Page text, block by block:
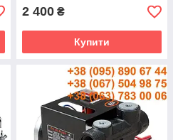
2 400 ₴
Купити